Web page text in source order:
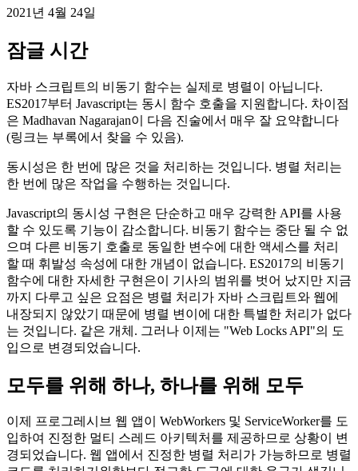
Web Locks API
서로 다른 프로세스 간의 작업 및 자원 사용 조정
잠글 시간
ES2017부터 Javascript는 동시 함수 호출을 지원합니다. 차이점
은 Madhavan Nagarajan이 다음 진술에서 매우 잘 요약합니다
동시성은 한 번에 많은 것을 처리하는 것입니다. 병렬 처리는
한 번에 많은 작업을 수행하는 것입니다.
Javascript의 동시성 구현은 단순하고 매우 강력한 API를 사용
할 수 있도록 기능이 감소합니다. 비동기 함수는 중단 될 수 없
으며 다른 비동기 호출로 동일한 변수에 대한 액세스를 처리
할 때 휘발성 속성에 대한 개념이 없습니다. ES2017의 비동기
함수에 대한 자세한 구현은이 기사의 범위를 벗어 났지만 지금
내장되지 않았기 때문에 병렬 변이에 대한 특별한 처리가 없다
는 것입니다. 같은 개체. 그러나 이제는 "Web Locks API"의 도
모두를 위해 하나, 하나를 위해 모두